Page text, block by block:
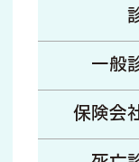
一般
保険会